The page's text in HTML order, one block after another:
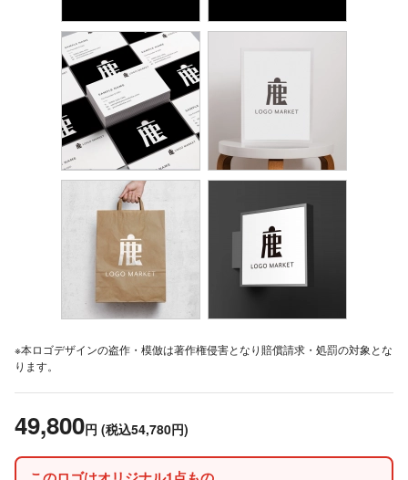
※本ロゴデザインの盗作・模倣は著作権侵害となり賠償請求・処罰の対象とな
ります。
49,800円 (税込54,780円)